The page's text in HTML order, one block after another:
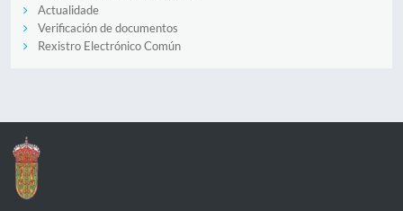
Actualidade
Verificación de documentos
Rexistro Electrónico Común